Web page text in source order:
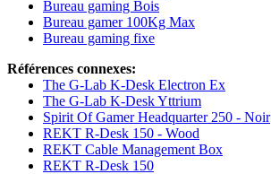
Bureau gaming Bois
Bureau gamer 100Kg Max
Bureau gaming fixe
Références connexes:
The G-Lab K-Desk Electron Ex
The G-Lab K-Desk Yttrium
Spirit Of Gamer Headquarter 250 - Noir
REKT R-Desk 150 - Wood
REKT Cable Management Box
REKT R-Desk 150